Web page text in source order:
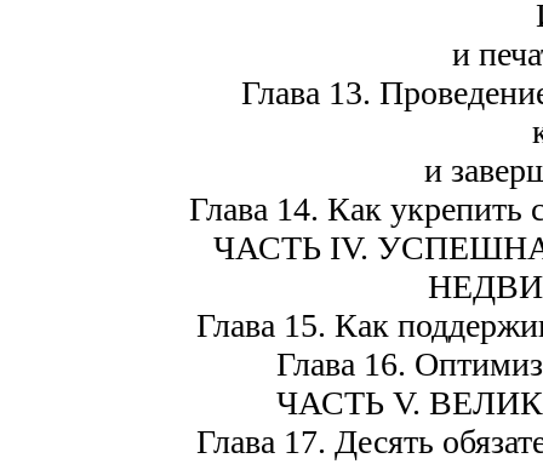
и
Глава 13.
и
Глава 14. Как укрепить
ЧАСТЬ IV.
Глава 15. Как
Глава 16.
ЧАСТЬ V.
Глава 17. Десять